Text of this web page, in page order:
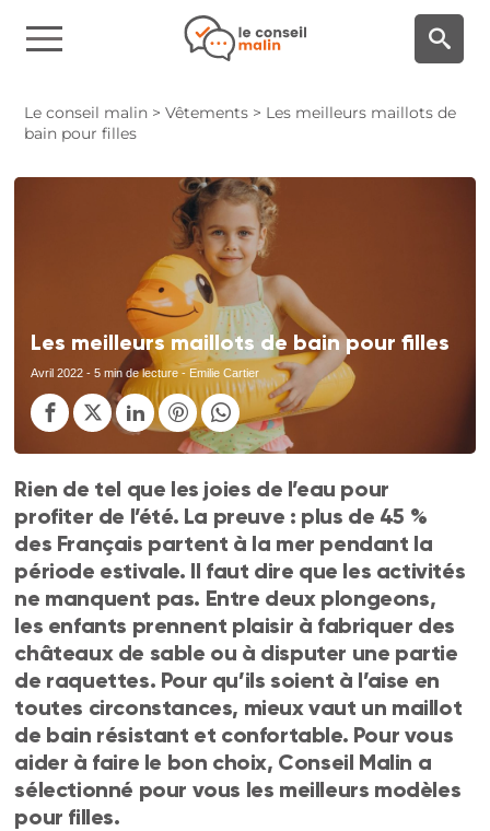
Le conseil malin >Vêtements > Les meilleurs maillots de
bain pour filles
Les meilleurs maillots de bain pour filles
Avril 2022 - 5 min de lecture - Emilie Cartier
Rien de tel que les joies de l’eau pour
profiter de l’été. La preuve : plus de 45 %
des Français partent à la mer pendant la
période estivale. Il faut dire que les activités
ne manquent pas. Entre deux plongeons,
les enfants prennent plaisir à fabriquer des
châteaux de sable ou à disputer une partie
de raquettes. Pour qu’ils soient à l’aise en
toutes circonstances, mieux vaut un maillot
de bain résistant et confortable. Pour vous
aider à faire le bon choix, Conseil Malin a
sélectionné pour vous les meilleurs modèles
pour filles.